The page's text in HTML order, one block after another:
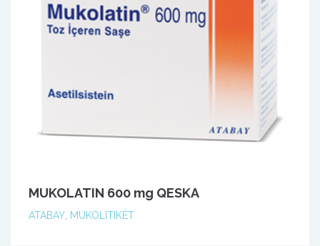
MUKOLATIN 600 mg QESKA
ATABAY, MUKOLITIKËT